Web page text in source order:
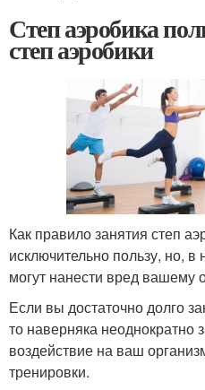
Степ аэробика
степ аэробики
Как правило занятия степ
исключительно пользу, но, в
могут нанести вред вашему
Если вы достаточно долго
то наверняка неоднократно
воздействие на ваш
тренировки.